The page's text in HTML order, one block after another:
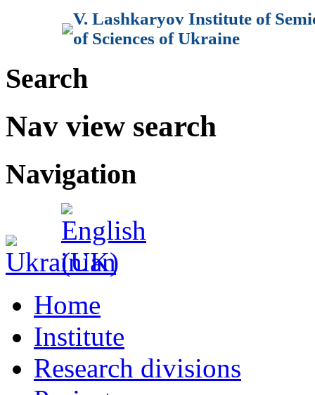
V. Lashkaryov Institute of
of Sciences of Ukraine
Search
Nav view search
Navigation
Home
Institute
Research divisions